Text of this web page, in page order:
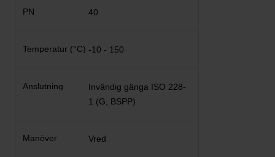
40
-10 - 150
Invändig gänga ISO 228-
1 (G, BSPP)
Vred